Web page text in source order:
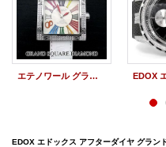
エテノワール グランドスクエア 白 アフターダイヤ
EDOX エドックス アフターダイヤ グラン